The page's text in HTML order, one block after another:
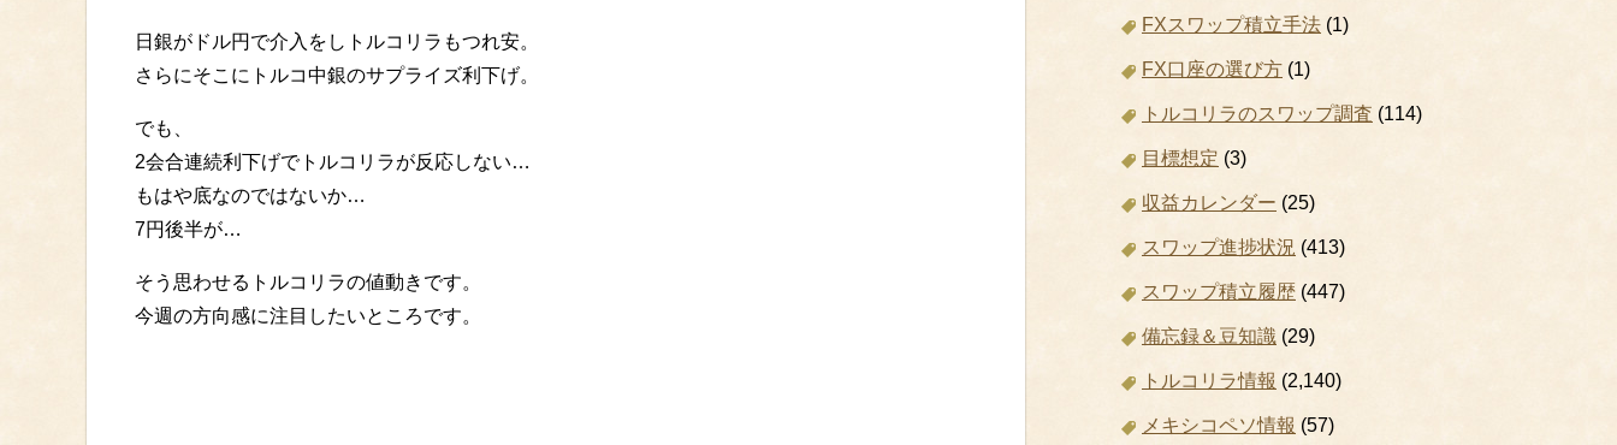
日銀がドル円で介入をしトルコリラもつれ安。
さらにそこにトルコ中銀のサプライズ利下げ。
でも、
2会合連続利下げでトルコリラが反応しない…
もはや底なのではないか…
7円後半が…
そう思わせるトルコリラの値動きです。
今週の方向感に注目したいところです。
FXスワップ積立手法 (1)
FX口座の選び方 (1)
トルコリラのスワップ調査 (114)
目標想定 (3)
収益カレンダー (25)
スワップ進捗状況 (413)
スワップ積立履歴 (447)
備忘録＆豆知識 (29)
トルコリラ情報 (2,140)
メキシコペソ情報 (57)